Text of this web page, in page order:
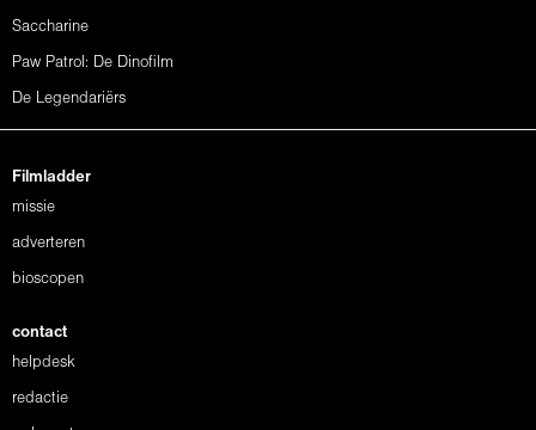
Saccharine
Paw Patrol: De Dinofilm
De Legendariërs
Filmladder
missie
adverteren
bioscopen
contact
helpdesk
redactie